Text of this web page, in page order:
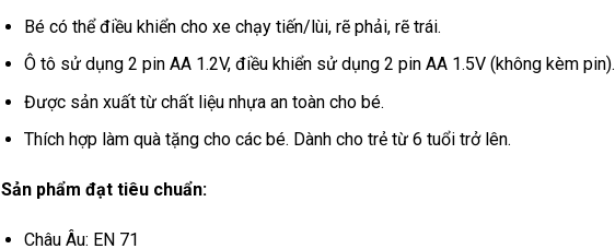
Bé có thể điều khiển cho xe chạy tiến/lùi, rẽ phải, rẽ trái.
Ô tô sử dụng 2 pin AA 1.2V, điều khiển sử dụng 2 pin AA 1.5V (không kèm pin).
Được sản xuất từ chất liệu nhựa an toàn cho bé.
Thích hợp làm quà tặng cho các bé. Dành cho trẻ từ 6 tuổi trở lên.
Sản phẩm đạt tiêu chuẩn:
Châu Âu: EN 71